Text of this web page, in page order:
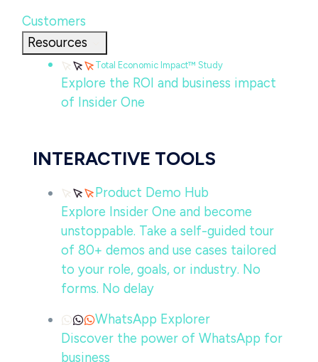
Customers
Resources
Total Economic Impact™ Study
Explore the ROI and business impact
of Insider One
INTERACTIVE TOOLS
Product Demo Hub
Explore Insider One and become
unstoppable. Take a self-guided tour
of 80+ demos and use cases tailored
to your role, goals, or industry. No
forms. No delay
WhatsApp Explorer
Discover the power of WhatsApp for
business